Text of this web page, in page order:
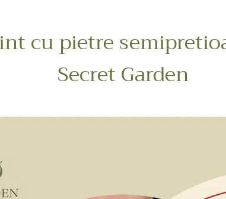
cu pietre
Secret Garden